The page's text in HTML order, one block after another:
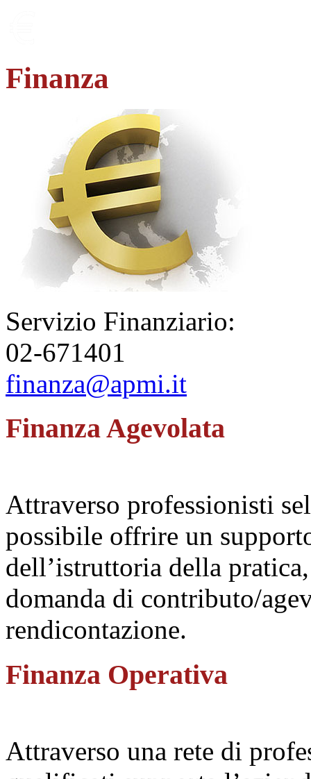
Finanza
Servizio Finanziario:
02-671401
finanza@apmi.it
Finanza Agevolata
Attraverso professionisti
possibile offrire un
dell’istruttoria della
domanda di contributo/
rendicontazione.
Finanza Operativa
Attraverso una rete di